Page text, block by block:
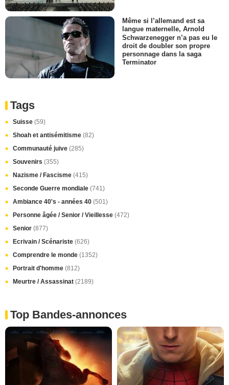
Même si l’allemand est sa
langue maternelle, Arnold
Schwarzenegger n’a pas eu le
droit de doubler son propre
personnage dans la saga
Terminator
Tags
Suisse (59)
Shoah et antisémitisme (82)
Communauté juive (285)
Souvenirs (355)
Nazisme / Fascisme (415)
Seconde Guerre mondiale (741)
Ambiance 40's - années 40 (501)
Personne âgée / Senior / Vieillesse (472)
Senior (877)
Ecrivain / Scénariste (626)
Comprendre le monde (1352)
Portrait d'homme (812)
Meurtre / Assassinat (2189)
Top Bandes-annonces